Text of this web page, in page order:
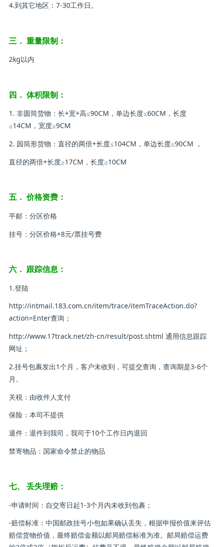
4.到其它地区：7-30工作日。
三． 重量限制：
2kg以内
四． 体积限制：
1. 非圆筒货物：长+宽+高≤90CM，单边长度≤60CM，长度
≥14CM，宽度≥9CM
2. 园筒形货物：直径的两倍+长度≤104CM，单边长度≤90CM ，
直径的两倍+长度≥17CM，长度≥10CM
五． 价格资费：
平邮：分区价格
挂号：分区价格+8元/票挂号费
六． 跟踪信息：
1.登陆
http://intmail.183.com.cn/item/trace/itemTraceAction.do?
action=Enter查询；
http://www.17track.net/zh-cn/result/post.shtml 通用信息跟踪
网址；
2.挂号包裹发出1个月，客户未收到，可提交查询，查询期是3-6个
月。
关税：由收件人支付
保险：本司不提供
退件：退件到我司，我司于10个工作日内退回
禁寄物品：国家命令禁止的物品
七、 丢失理赔：
-申请时间：自交寄日起1-3个月内未收到包裹；
-赔偿标准：中国邮政挂号小包如果确认丢失，根据申报价值来评估
赔偿货物价值，最终赔偿金额以邮局赔偿标准为准。邮局赔偿运费